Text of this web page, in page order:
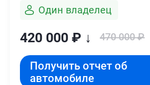
Один владелец
420 000 ₽ ↓ 470 000 ₽
Получить отчет об
автомобиле